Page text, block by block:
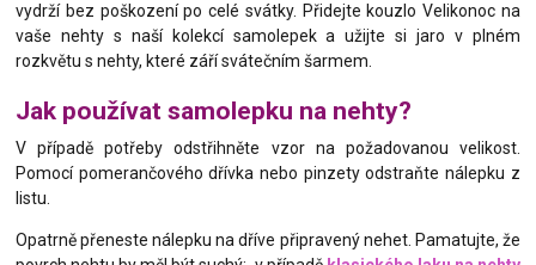
vydrží bez poškození po celé svátky. Přidejte kouzlo Velikonoc na
vaše nehty s naší kolekcí samolepek a užijte si jaro v plném
rozkvětu s nehty, které září svátečním šarmem.
Jak používat samolepku na nehty?
V případě potřeby odstřihněte vzor na požadovanou velikost.
Pomocí pomerančového dřívka nebo pinzety odstraňte nálepku z
listu.
Opatrně přeneste nálepku na dříve připravený nehet. Pamatujte, že